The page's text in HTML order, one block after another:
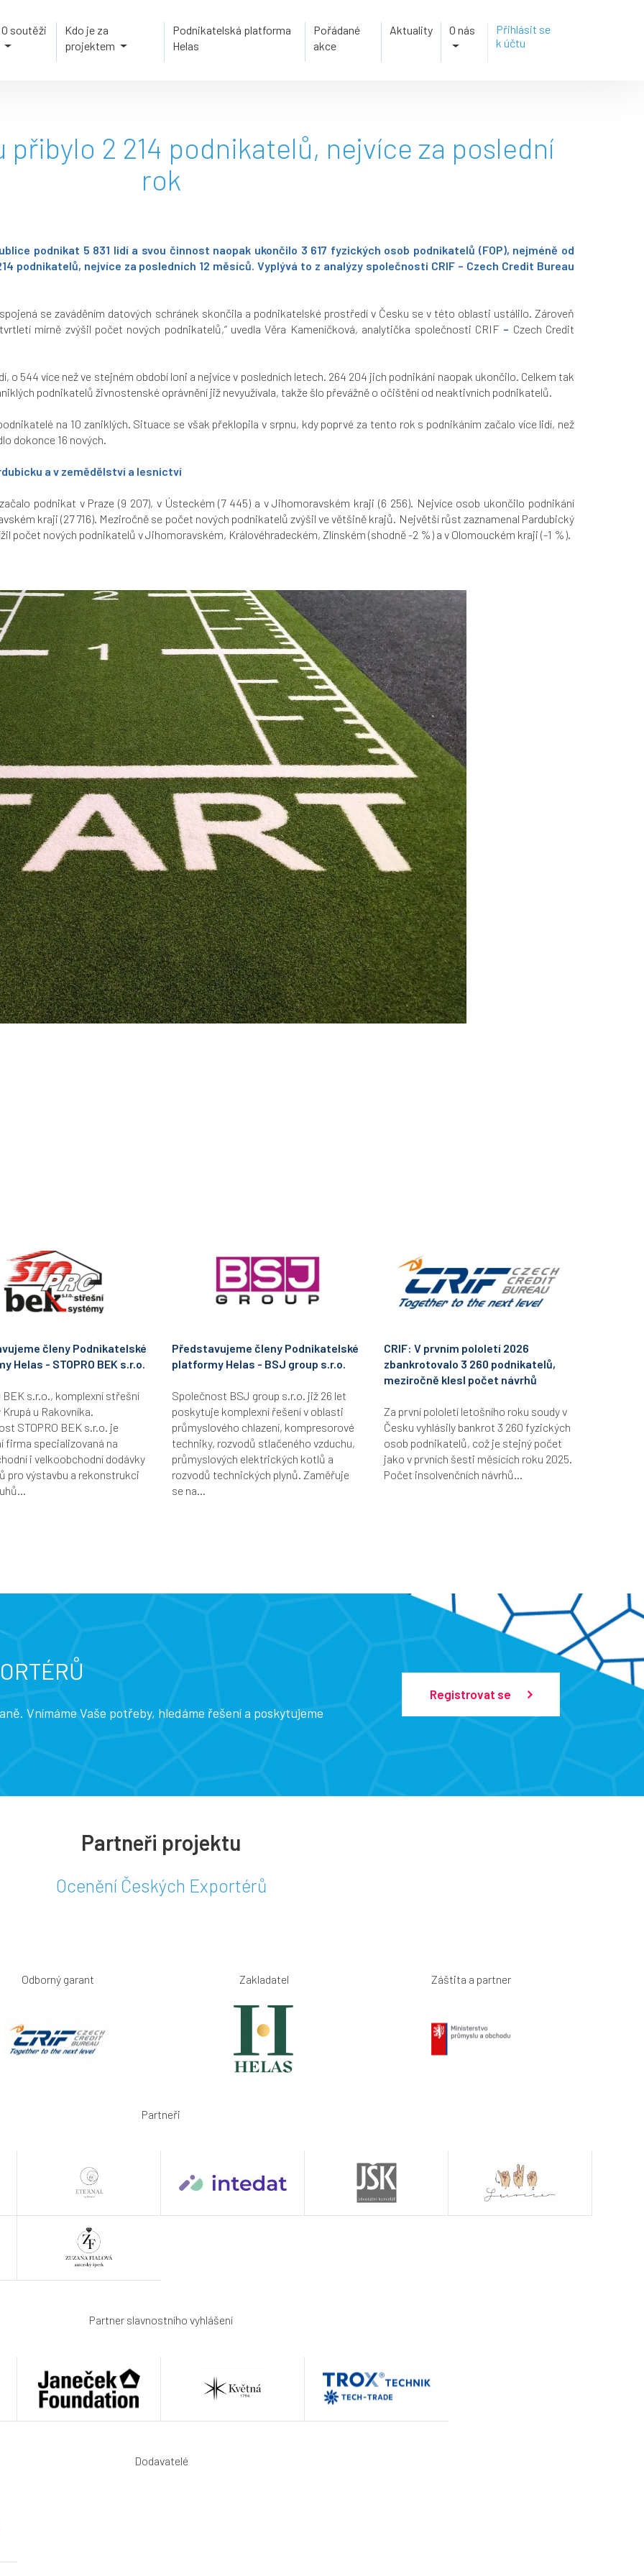
O soutěži
Kdo je za
projektem
Podnikatelská platforma
Helas
Pořádané
akce
Aktuality O nás
Přihlásit se
k účtu
přibylo 2 214 podnikatelů, nejvíce za poslední
rok
podnikat 5 831 lidí a svou činnost naopak ukončilo 3 617 fyzických osob podnikatelů (FOP), nejméně od
podnikatelů, nejvíce za posledních 12 měsíců. Vyplývá to z analýzy společnosti CRIF – Czech Credit Bureau
se zaváděním datových schránek skončila a podnikatelské prostředí v Česku se v této oblasti ustálilo. Zároveň
mírně zvýšil počet nových podnikatelů,“ uvedla Věra Kameníčková, analytička společnosti CRIF – Czech Credit
o 544 více než ve stejném období loni a nejvíce v posledních letech. 264 204 jich podnikání naopak ukončilo. Celkem tak
podnikatelů živnostenské oprávnění již nevyužívala, takže šlo převážně o očištění od neaktivních podnikatelů.
na 10 zaniklých. Situace se však překlopila v srpnu, kdy poprvé za tento rok s podnikáním začalo více lidí, než
dokonce 16 nových.
a v zemědělství a lesnictví
podnikat v Praze (9 207), v Ústeckém (7 445) a v Jihomoravském kraji (6 256). Nejvíce osob ukončilo podnikání
kraji (27 716). Meziročně se počet nových podnikatelů zvýšil ve většině krajů. Největší růst zaznamenal Pardubický
počet nových podnikatelů v Jihomoravském, Královéhradeckém, Zlínském (shodně -2 %) a v Olomouckém kraji (-1 %).
členy Podnikatelské
Helas - STOPRO BEK s.r.o.
BEK s.r.o., komplexní střešní
u Rakovníka.
STOPRO BEK s.r.o. je
firma specializovaná na
i velkoobchodní dodávky
pro výstavbu a rekonstrukci
Představujeme členy Podnikatelské
platformy Helas - BSJ group s.r.o.
Společnost BSJ group s.r.o. již 26 let
poskytuje komplexní řešení v oblasti
průmyslového chlazení, kompresorové
techniky, rozvodů stlačeného vzduchu,
průmyslových elektrických kotlů a
rozvodů technických plynů. Zaměřuje
se na...
CRIF: V prvním pololetí 2026
zbankrotovalo 3 260 podnikatelů,
meziročně klesl počet návrhů
Za první pololetí letošního roku soudy v
Česku vyhlásily bankrot 3 260 fyzických
osob podnikatelů, což je stejný počet
jako v prvních šesti měsících roku 2025.
Počet insolvenčních návrhů...
Vnímáme Vaše potřeby, hledáme řešení a poskytujeme
Registrovat se
Partneři projektu
Ocenění Českých Exportérů
Odborný garant Zakladatel Záštita a partner
Partneři
Partner slavnostního vyhlášení
Dodavatelé